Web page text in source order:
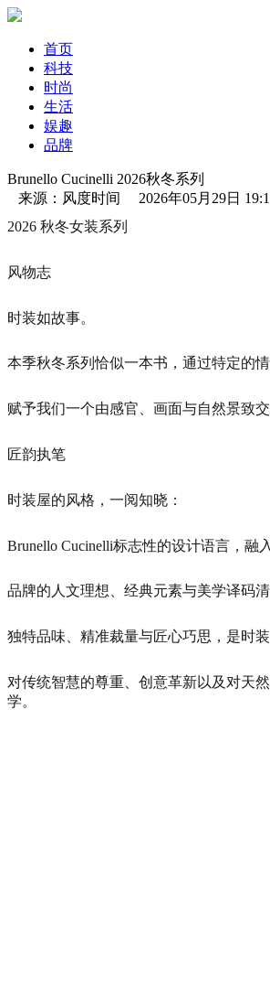
首页
科技
时尚
生活
娱趣
品牌
Brunello Cucinelli 2026秋冬系列
来源：风度时间 2026年05月29日
2026 秋冬女装系列
风物志
时装如故事。
本季秋冬系列恰似一本书，通过特定的
赋予我们一个由感官、画面与自然景致
匠韵执笔
时装屋的风格，一阅知晓：
Brunello Cucinelli标志性的设计语言，融
品牌的人文理想、经典元素与美学译码清
独特品味、精准裁量与匠心巧思，是时装
对传统智慧的尊重、创意革新以及对天
学。